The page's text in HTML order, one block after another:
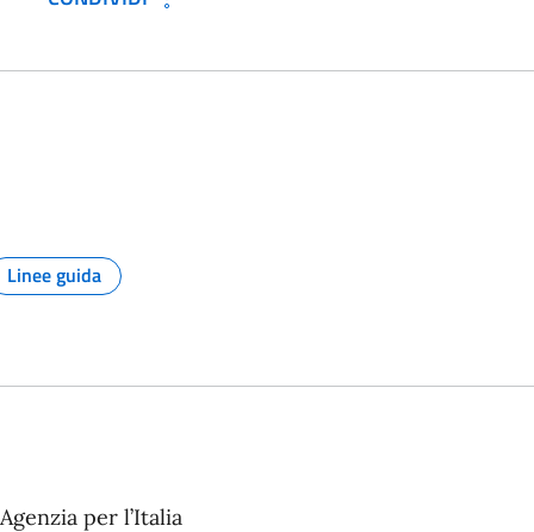
Argomento:
Linee guida
per l’Italia